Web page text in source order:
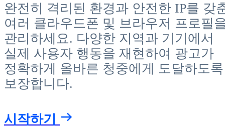
완전히 격리된 환경과 안전한 IP를 갖
여러 클라우드폰 및 브라우저 프로필
관리하세요. 다양한 지역과 기기에서
실제 사용자 행동을 재현하여 광고가
정확하게 올바른 청중에게 도달하도록
보장합니다.
시작하기